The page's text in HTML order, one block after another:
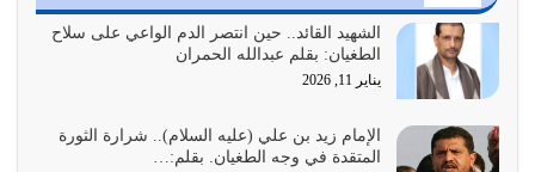
يجب أن نعود جميعاً الى القرآن وعندنا أخطاء جميعاً لنعتصم
بحبل الله جميعاً وليس كل…
يوليو 22, 2026
يشاء ويذل من يشاء
يوليو 21, 2026
الشهيد القائد.. حين انتصر الدم الواعي على سلاح
الطغيان: بقلم عبدالله الحمران
يناير 11, 2026
الإمام زيد بن علي (عليه السلام).. شرارة الثورة
المتقدة في وجه الطغيان. بقلم:…